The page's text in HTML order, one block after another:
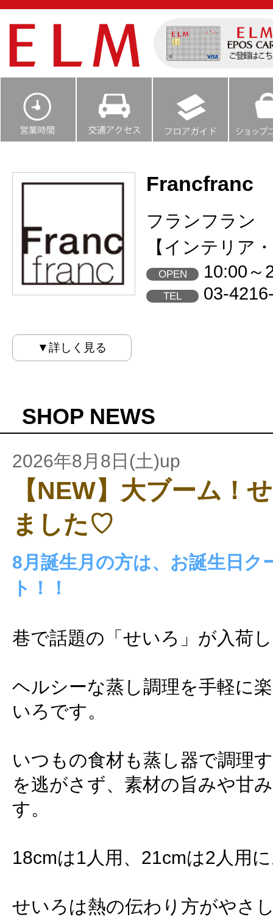
Francfranc
フランフラン
【インテリア
OPEN 10:00～
TEL 03-
▼詳しく見る
SHOP NEWS
2026年8月8日(土)up
【NEW】大ブーム！
ました♡
8月誕生月の方は、お誕生日ク
ト！！
巷で話題の「せいろ」が入荷
ヘルシーな蒸し調理を手軽に
いろです。
いつもの食材も蒸し器で調理
を逃がさず、素材の旨みや甘
す。
18cmは1人用、21cmは2人用
せいろは熱の伝わり方がやさ